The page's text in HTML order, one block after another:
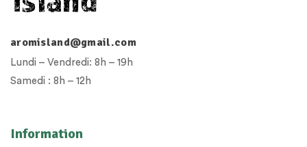
Information
aromisland@gmail.com
Lundi – Vendredi: 8h – 19h
Samedi : 8h – 12h